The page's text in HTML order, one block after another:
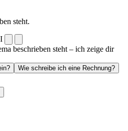
steht.
beschrieben steht – ich zeige dir
Wie schreibe ich eine Rechnung?